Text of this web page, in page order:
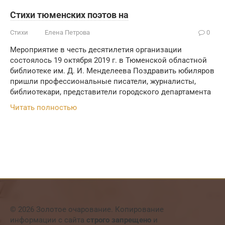
Стихи тюменских поэтов на
Стихи Елена Петрова 0
Мероприятие в честь десятилетия организации
состоялось 19 октября 2019 г. в Тюменской областной
библиотеке им. Д. И. Менделеева Поздравить юбиляров
пришли профессиональные писатели, журналисты,
библиотекари, представители городского департамента
Читать полностью
© 2026 Золотое очарование. Копирование
информации с сайта строго запрещено и